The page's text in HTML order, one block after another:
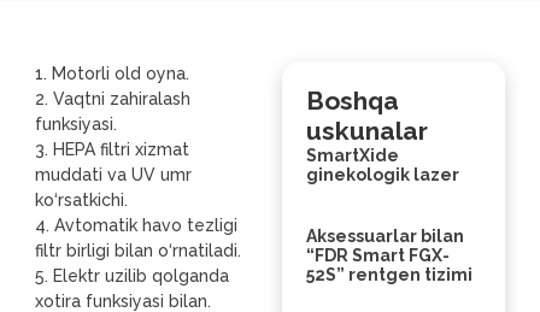
1. Motorli old oyna.
2. Vaqtni zahiralash
funksiyasi.
3. HEPA filtri xizmat
muddati va UV umr
ko‘rsatkichi.
4. Avtomatik havo tezligi
filtr birligi bilan o‘rnatiladi.
5. Elektr uzilib qolganda
xotira funksiyasi bilan.
Boshqa
uskunalar
SmartXide
ginekologik lazer
Aksessuarlar bilan
“FDR Smart FGX-
52S” rentgen tizimi